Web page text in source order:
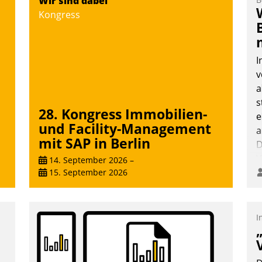
Vernetzungsideen fürs Quartier.
Dazwischen zeigte Datatrain, was es
Kongress
28. Kongress Immobilien-
und Facility-Management
mit SAP in Berlin
14. September 2026 –
15. September 2026